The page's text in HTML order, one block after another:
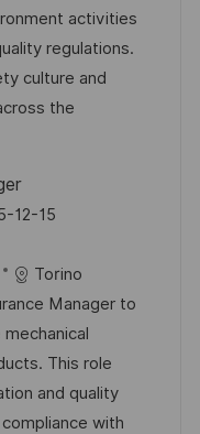
d
’
a
f
h
g
e
activities
regulations.
culture and
the
12-15
Torino
Manager to
This role
and quality
with